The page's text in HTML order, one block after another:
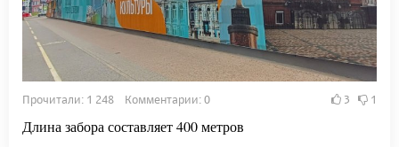
Прочитали: 1 248 Комментарии: 0 3 1
Длина забора составляет 400 метров